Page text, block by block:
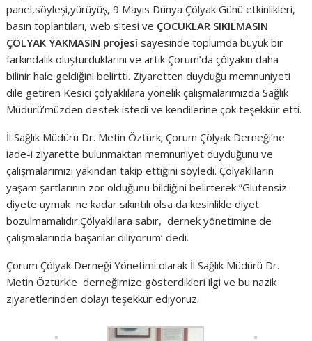
panel,söyleşi,yürüyüş, 9 Mayıs Dünya Çölyak Günü etkinlikleri,
basın toplantıları, web sitesi ve ÇOCUKLAR SIKILMASIN
ÇÖLYAK YAKMASIN projesi sayesinde toplumda büyük bir
farkındalık oluşturduklarını ve artık Çorum’da çölyakın daha
bilinir hale geldiğini belirtti. Ziyaretten duyduğu memnuniyeti
dile getiren Kesici çölyaklılara yönelik çalışmalarımızda Sağlık
Müdürü’müzden destek istedi ve kendilerine çok teşekkür etti.
İl Sağlık Müdürü Dr. Metin Öztürk; Çorum Çölyak Derneği’ne
iade-i ziyarette bulunmaktan memnuniyet duyduğunu ve
çalışmalarımızı yakından takip ettiğini söyledi. Çölyaklıların
yaşam şartlarının zor olduğunu bildiğini belirterek ”Glutensiz
diyete uymak ne kadar sıkıntılı olsa da kesinlikle diyet
bozulmamalıdır.Çölyaklılara sabır, dernek yönetimine de
çalışmalarında başarılar diliyorum’ dedi.
Çorum Çölyak Derneği Yönetimi olarak İl Sağlık Müdürü Dr.
Metin Öztürk’e derneğimize gösterdikleri ilgi ve bu nazik
ziyaretlerinden dolayı teşekkür ediyoruz.